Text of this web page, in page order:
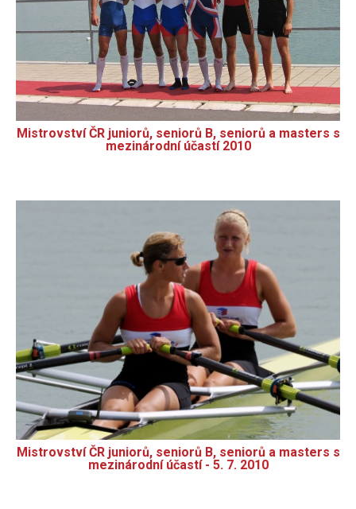
Mistrovství ČR juniorů, seniorů B, seniorů a masters s
mezinárodní účastí 2010
Mistrovství ČR juniorů, seniorů B, seniorů a masters s
mezinárodní účastí - 5. 7. 2010